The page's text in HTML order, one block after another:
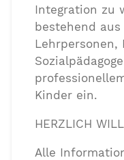
Integration zu
bestehend
Lehrpersonen,
Kinder ein.
HERZLICH
Alle